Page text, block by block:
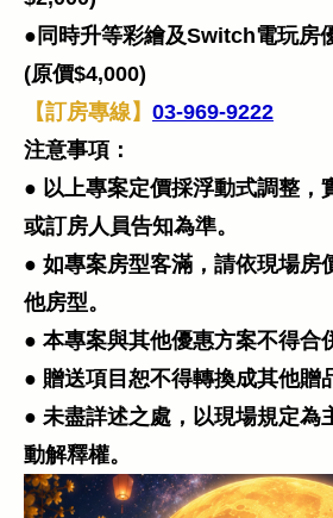
●同時升等彩繪及Switch電玩房
(原價$4,000)
【訂房專線】 03-969-9222
注意事項：
● 以上專案定價採浮動式調整，
或訂房人員告知為準。
● 如專案房型客滿，請依現場房
他房型。
● 本專案與其他優惠方案不得合
● 贈送項目恕不得轉換成其他贈
● 未盡詳述之處，以現場規定為
動解釋權。 ​